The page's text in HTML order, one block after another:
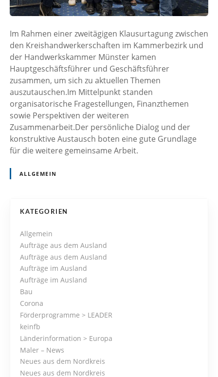
Im Rahmen einer zweitägigen Klausurtagung zwischen
den Kreishandwerkerschaften im Kammerbezirk und
der Handwerkskammer Münster kamen
Hauptgeschäftsführer und Geschäftsführer
zusammen, um sich zu aktuellen Themen
auszutauschen.Im Mittelpunkt standen
organisatorische Fragestellungen, Finanzthemen
sowie Perspektiven der weiteren
Zusammenarbeit.Der persönliche Dialog und der
konstruktive Austausch boten eine gute Grundlage
für die weitere gemeinsame Arbeit.
ALLGEMEIN
N
KATEGORIEN
Allgemein
Aufträge aus dem Ausland
Aufträge aus dem Ausland
Aufträge im Ausland
Aufträge im Ausland
Bau
Corona
Förderprogramme > LEADER
keinfb
Länderinformation > Europa
Maler – News
Neues aus dem Nordkreis
Neues aus dem Nordkreis